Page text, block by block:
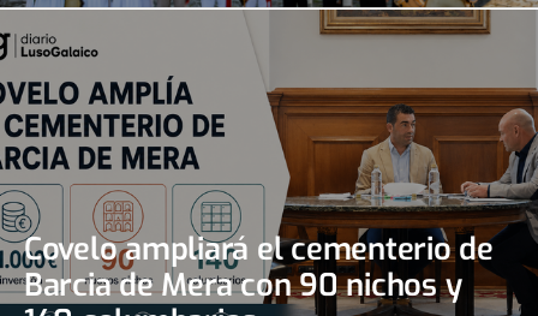
Covelo ampliará el cementerio de
Barcia de Mera con 90 nichos y